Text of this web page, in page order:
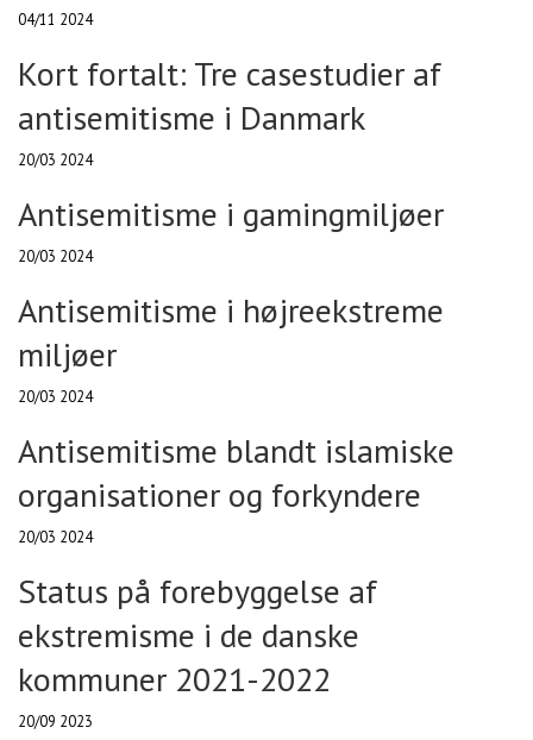
04/11 2024
Kort fortalt: Tre casestudier af
antisemitisme i Danmark
20/03 2024
Antisemitisme i gamingmiljøer
20/03 2024
Antisemitisme i højreekstreme
miljøer
20/03 2024
Antisemitisme blandt islamiske
organisationer og forkyndere
20/03 2024
Status på forebyggelse af
ekstremisme i de danske
kommuner 2021-2022
20/09 2023